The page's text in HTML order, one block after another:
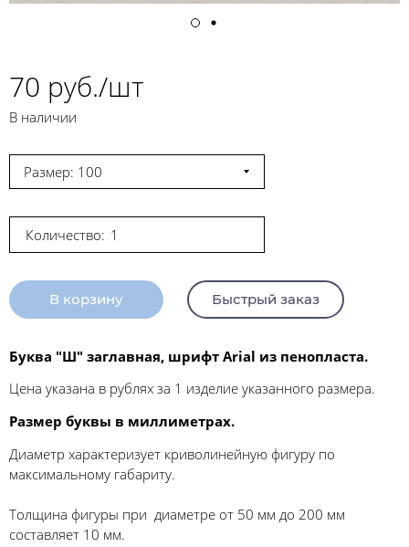
70 руб./шт
В наличии
Размер: 100
Количество:
В корзину Быстрый заказ
Буква "Ш" заглавная, шрифт Arial из пенопласта.
Цена указана в рублях за 1 изделие указанного размера.
Размер буквы в миллиметрах.
Диаметр характеризует криволинейную фигуру по
максимальному габариту.
Толщина фигуры при диаметре от 50 мм до 200 мм
составляет 10 мм.